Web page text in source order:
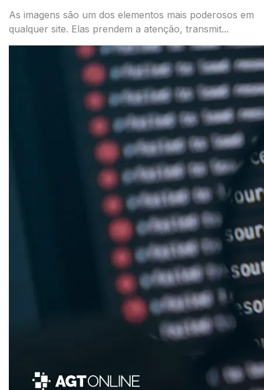
As imagens são um dos elementos mais poderosos em
qualquer site. Elas prendem a atenção, transmit...